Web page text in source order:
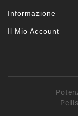
Informazione
Il Mio Account